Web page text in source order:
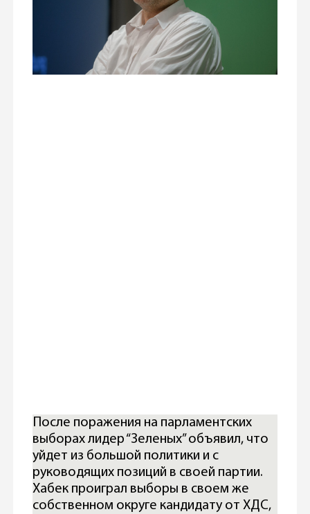
После поражения на парламентских
выборах лидер “Зеленых” объявил, что
уйдет из большой политики и с
руководящих позиций в своей партии.
Хабек проиграл выборы в своем же
собственном округе кандидату от ХДС,